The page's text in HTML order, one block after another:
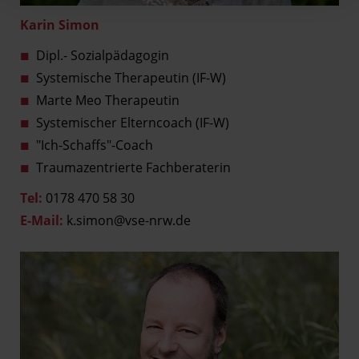
Karin Simon
Dipl.- Sozialpädagogin
Systemische Therapeutin (IF-W)
Marte Meo Therapeutin
Systemischer Elterncoach (IF-W)
"Ich-Schaffs"-Coach
Traumazentrierte Fachberaterin
Tel: 0178 470 58 30
E-Mail: k.simon@vse-nrw.de